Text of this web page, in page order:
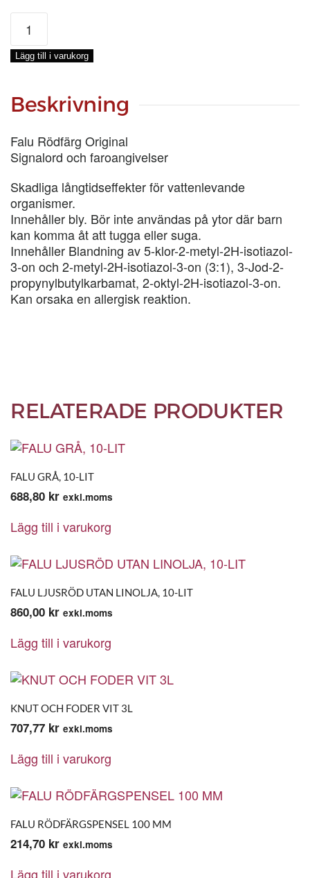
FALU
LJUSRÖD,
5-
LIT
Lägg till i varukorg
Beskrivning
Falu Rödfärg Original
Signalord och faroangivelser
Skadliga långtidseffekter för vattenlevande
organismer.
Innehåller bly. Bör inte användas på ytor där barn
kan komma åt att tugga eller suga.
Innehåller Blandning av 5-klor-2-metyl-2H-isotiazol-
3-on och 2-metyl-2H-isotiazol-3-on (3:1), 3-Jod-2-
propynylbutylkarbamat, 2-oktyl-2H-isotiazol-3-on.
Kan orsaka en allergisk reaktion.
RELATERADE PRODUKTER
FALU GRÅ, 10-LIT
688,80 kr exkl.moms
Lägg till i varukorg
FALU LJUSRÖD UTAN LINOLJA, 10-LIT
860,00 kr exkl.moms
Lägg till i varukorg
KNUT OCH FODER VIT 3L
707,77 kr exkl.moms
Lägg till i varukorg
FALU RÖDFÄRGSPENSEL 100 MM
214,70 kr exkl.moms
Lägg till i varukorg